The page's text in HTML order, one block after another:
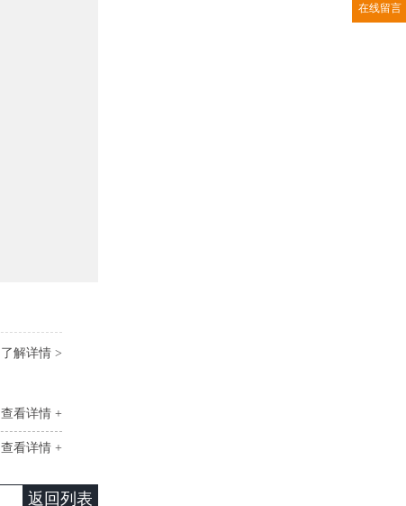
了解详情 >
查看详情 +
查看详情 +
返回列表
在线留言